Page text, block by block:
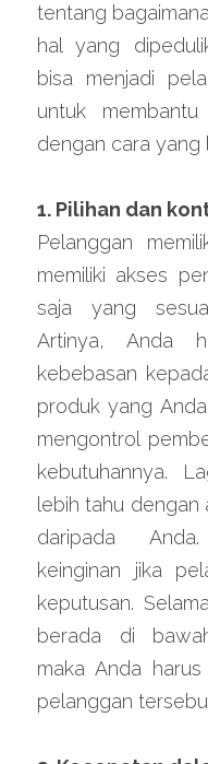
tentang
hal yang
bisa menjadi
untuk
dengan cara yang
1. Pilihan dan
Pelanggan
memiliki akses
saja yang
Artinya, Anda
kebebasan
produk yang
mengontrol
kebutuhannya.
lebih tahu
daripada
keinginan jika
keputusan.
berada di
maka Anda
pelanggan